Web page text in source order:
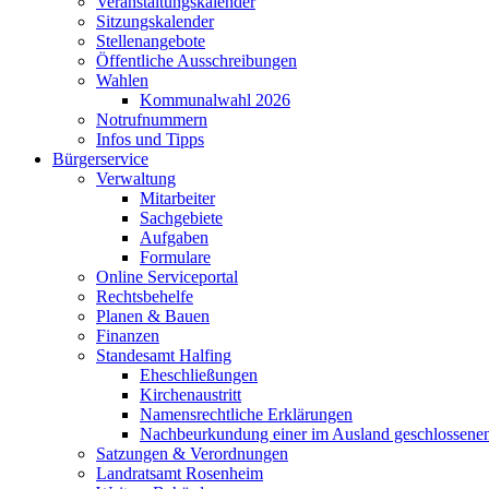
Sitzungskalender
Stellenangebote
Öffentliche Ausschreibungen
Wahlen
Kommunalwahl 2026
Notrufnummern
Infos und Tipps
Bürgerservice
Verwaltung
Mitarbeiter
Sachgebiete
Aufgaben
Formulare
Online Serviceportal
Rechtsbehelfe
Planen & Bauen
Finanzen
Standesamt Halfing
Eheschließungen
Kirchenaustritt
Namensrechtliche Erklärungen
Nachbeurkundung einer im Ausland
Satzungen & Verordnungen
Landratsamt Rosenheim